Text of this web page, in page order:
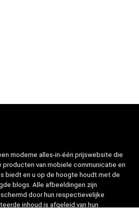
moderne alles-in-één prijswebsite die
van mobiele communicatie en
biedt en u op de hoogte houdt met de
blogs. Alle afbeeldingen zijn
door hun respectievelijke
inhoud is afgeleid van hun